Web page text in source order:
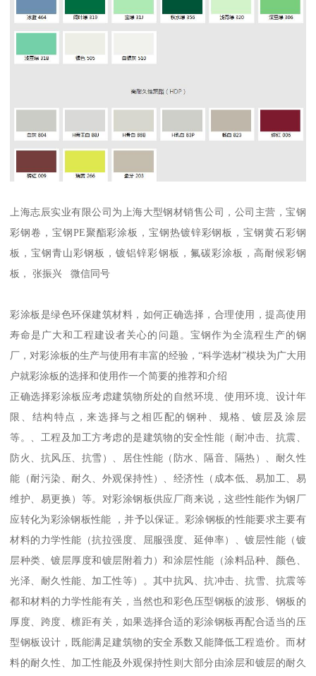
上海志辰实业有限公司为上海大型钢材销售公司，公司主营，宝钢
彩钢卷，宝钢PE聚酯彩涂板，宝钢热镀锌彩钢板，宝钢黄石彩钢
板，宝钢青山彩钢板，镀铝锌彩钢板，氟碳彩涂板，高耐候彩钢
板， 张振兴 微信同号
彩涂板是绿色环保建筑材料，如何正确选择，合理使用，提高使用
寿命是广大和工程建设者关心的问题。宝钢作为全流程生产的钢
厂，对彩涂板的生产与使用有丰富的经验，“科学选材”模块为广大用
户就彩涂板的选择和使用作一个简要的推荐和介绍
正确选择彩涂板应考虑建筑物所处的自然环境、使用环境、设计年
限、结构特点，来选择与之相匹配的钢种、规格、镀层及涂层
等。、工程及加工方考虑的是建筑物的安全性能（耐冲击、抗震、
防火、抗风压、抗雪）、居住性能（防水、隔音、隔热）、耐久性
能（耐污染、耐久、外观保持性）、经济性（成本低、易加工、易
维护、易更换）等。对彩涂钢板供应厂商来说，这些性能作为钢厂
应转化为彩涂钢板性能 ，并予以保证。彩涂钢板的性能要求主要有
材料的力学性能（抗拉强度、屈服强度、延伸率）、镀层性能（镀
层种类、镀层厚度和镀层附着力）和涂层性能（涂料品种、颜色、
光泽、耐久性能、加工性等）。其中抗风、抗冲击、抗雪、抗震等
都和材料的力学性能有关，当然也和彩色压型钢板的波形、钢板的
厚度、跨度、檩距有关，如果选择合适的彩涂钢板再配合适当的压
型钢板设计，既能满足建筑物的安全系数又能降低工程造价。而材
料的耐久性、加工性能及外观保持性则大部分由涂层和镀层的耐久